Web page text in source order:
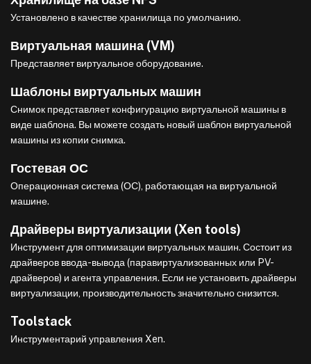
Установлено в качестве хранилища по умолчанию.
Виртуальная машина (VM)
Представляет виртуальное оборудование.
Шаблоны виртуальных машин
Снимок представляет конфигурацию виртуальной машины в
виде шаблона. Вы можете создать новый шаблон виртуальной
машины из копии снимка.
Гостевая ОС
Операционная система (ОС), работающая на виртуальной
машине.
Драйверы виртуализации (Xen tools)
Инструмент для оптимизации виртуальных машин. Состоит из
драйверов ввода-вывода (паравиртуализованных или PV-
драйверов) и агента управления. Если не установить драйверы
виртуализации, производительность значительно снизится.
Toolstack
Инструментарий управления Xen.